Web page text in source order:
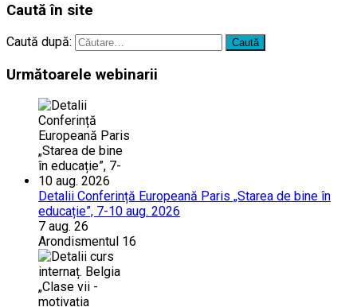
Caută în site
Caută după:
Următoarele webinarii
Detalii Conferință Europeană Paris „Starea de bine în
educație”, 7-10 aug. 2026
7 aug. 26
Arondismentul 16